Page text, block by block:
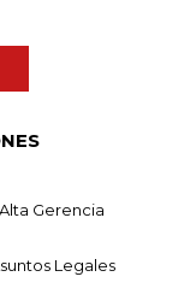
Alta Gerencia
Legales